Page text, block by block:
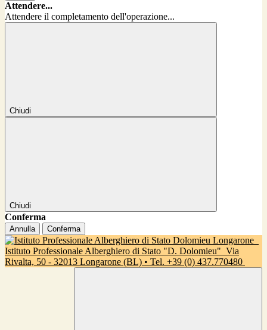
Attendere...
Attendere il completamento dell'operazione...
Chiudi
Chiudi
Conferma
Annulla Conferma
Istituto Professionale Alberghiero di Stato "D. Dolomieu" Via
Rivalta, 50 - 32013 Longarone (BL) • Tel. +39 (0) 437.770480